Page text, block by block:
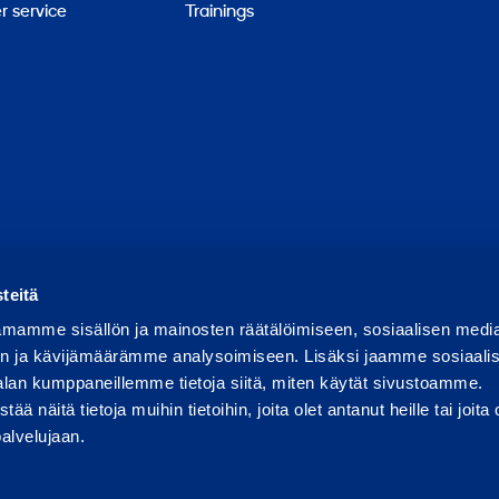
sisällön ja mainosten räätälöimiseen, sosiaalisen
ja kävijämäärämme analysoimiseen. Lisäksi jaamme
kumppaneillemme tietoja siitä, miten käytät sivustoamme.
näitä tietoja muihin tietoihin, joita olet antanut heille tai joita
service
Trainings
abuse